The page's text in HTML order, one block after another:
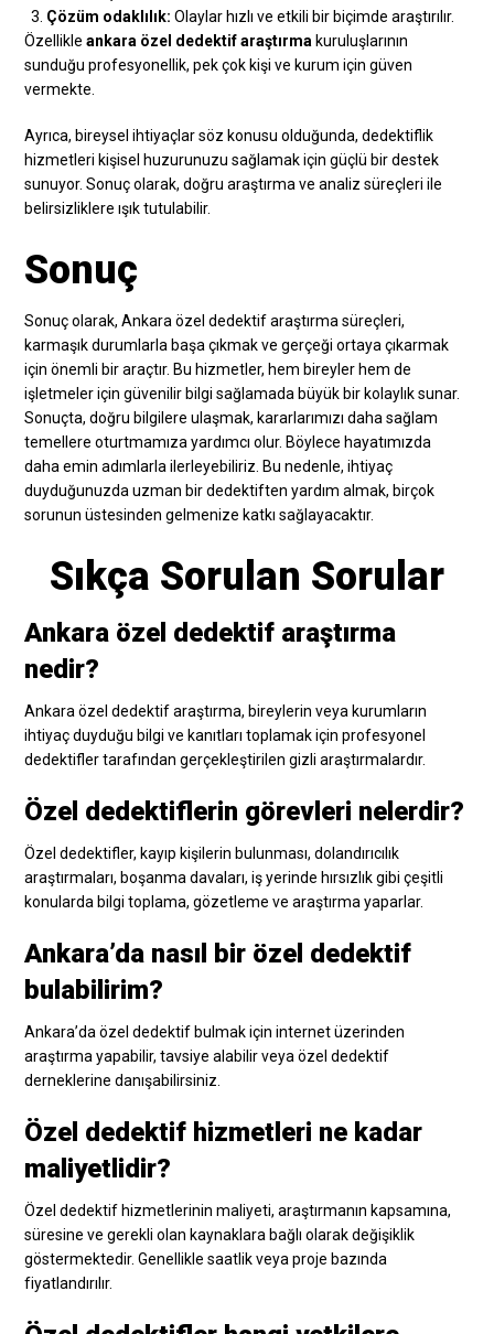
Çözüm odaklılık: Olaylar hızlı ve etkili bir biçimde araştırılır.
Özellikleankara özel dedektif araştırma kuruluşlarının
sunduğu profesyonellik, pek çok kişi ve kurum için güven
vermekte.
Ayrıca, bireysel ihtiyaçlar söz konusu olduğunda, dedektiflik
hizmetleri kişisel huzurunuzu sağlamak için güçlü bir destek
sunuyor. Sonuç olarak, doğru araştırma ve analiz süreçleri ile
belirsizliklere ışık tutulabilir.
Sonuç
Sonuç olarak, Ankara özel dedektif araştırma süreçleri,
karmaşık durumlarla başa çıkmak ve gerçeği ortaya çıkarmak
için önemli bir araçtır. Bu hizmetler, hem bireyler hem de
işletmeler için güvenilir bilgi sağlamada büyük bir kolaylık sunar.
Sonuçta, doğru bilgilere ulaşmak, kararlarımızı daha sağlam
temellere oturtmamıza yardımcı olur. Böylece hayatımızda
daha emin adımlarla ilerleyebiliriz. Bu nedenle, ihtiyaç
duyduğunuzda uzman bir dedektiften yardım almak, birçok
sorunun üstesinden gelmenize katkı sağlayacaktır.
Sıkça Sorulan Sorular
Ankara özel dedektif araştırma
nedir?
Ankara özel dedektif araştırma, bireylerin veya kurumların
ihtiyaç duyduğu bilgi ve kanıtları toplamak için profesyonel
dedektifler tarafından gerçekleştirilen gizli araştırmalardır.
Özel dedektiflerin görevleri nelerdir?
Özel dedektifler, kayıp kişilerin bulunması, dolandırıcılık
araştırmaları, boşanma davaları, iş yerinde hırsızlık gibi çeşitli
konularda bilgi toplama, gözetleme ve araştırma yaparlar.
Ankara’da nasıl bir özel dedektif
bulabilirim?
Ankara’da özel dedektif bulmak için internet üzerinden
araştırma yapabilir, tavsiye alabilir veya özel dedektif
derneklerine danışabilirsiniz.
Özel dedektif hizmetleri ne kadar
maliyetlidir?
Özel dedektif hizmetlerinin maliyeti, araştırmanın kapsamına,
süresine ve gerekli olan kaynaklara bağlı olarak değişiklik
göstermektedir. Genellikle saatlik veya proje bazında
fiyatlandırılır.